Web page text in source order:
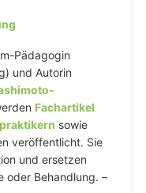
Pädagogin
und Autorin
Fachartikel
sowie
veröffentlicht. Sie
und ersetzen
oder Behandlung. –